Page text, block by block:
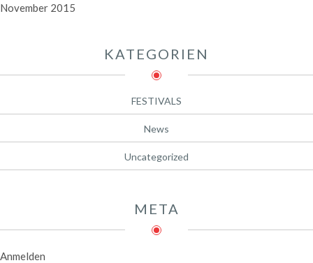
November 2015
KATEGORIEN
FESTIVALS
News
Uncategorized
META
Anmelden